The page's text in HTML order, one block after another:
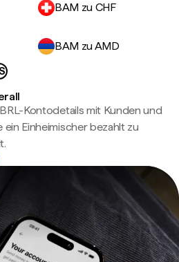
BAM zu CHF
BAM zu AMD
BRL-Kontodetails mit Kunden und
Einheimischer bezahlt zu